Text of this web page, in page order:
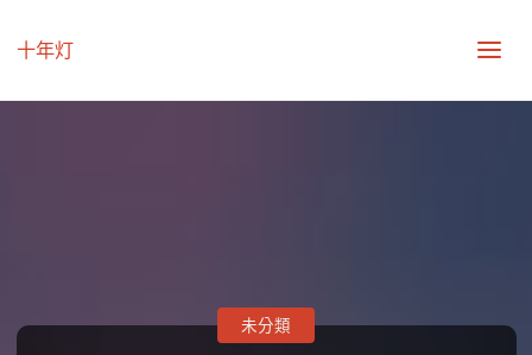
十年灯
未分類